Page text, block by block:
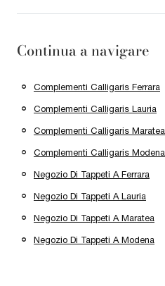
Continua a navigare
Complementi Calligaris Ferrara
Complementi Calligaris Lauria
Complementi Calligaris Maratea
Complementi Calligaris Modena
Negozio Di Tappeti A Ferrara
Negozio Di Tappeti A Lauria
Negozio Di Tappeti A Maratea
Negozio Di Tappeti A Modena